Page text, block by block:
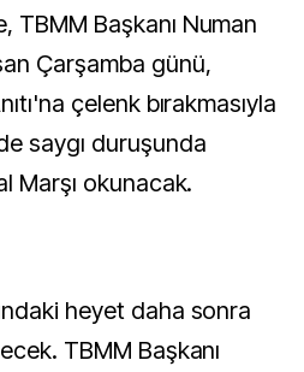
TBMM Başkanı Numan
Çarşamba günü,
çelenk bırakmasıyla
saygı duruşunda
Marşı okunacak.
heyet daha sonra
TBMM Başkanı